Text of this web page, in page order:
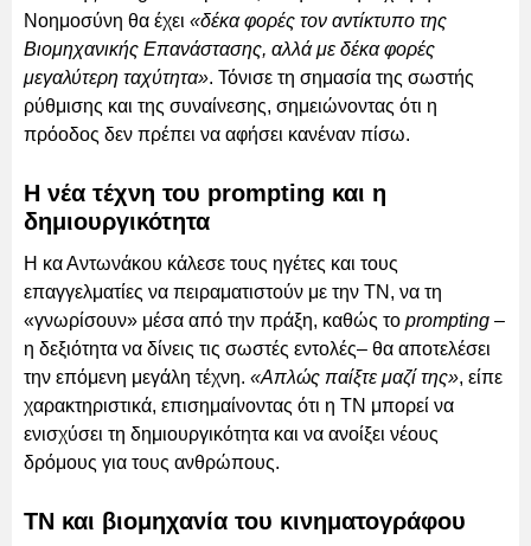
Νοημοσύνη θα έχει «δέκα φορές τον αντίκτυπο της
Βιομηχανικής Επανάστασης, αλλά με δέκα φορές
μεγαλύτερη ταχύτητα». Τόνισε τη σημασία της σωστής
ρύθμισης και της συναίνεσης, σημειώνοντας ότι η
πρόοδος δεν πρέπει να αφήσει κανέναν πίσω.
Η νέα τέχνη του prompting και η
δημιουργικότητα
Η κα Αντωνάκου κάλεσε τους ηγέτες και τους
επαγγελματίες να πειραματιστούν με την ΤΝ, να τη
«γνωρίσουν» μέσα από την πράξη, καθώς το prompting –
η δεξιότητα να δίνεις τις σωστές εντολές– θα αποτελέσει
την επόμενη μεγάλη τέχνη. «Απλώς παίξτε μαζί της», είπε
χαρακτηριστικά, επισημαίνοντας ότι η ΤΝ μπορεί να
ενισχύσει τη δημιουργικότητα και να ανοίξει νέους
δρόμους για τους ανθρώπους.
ΤΝ και βιομηχανία του κινηματογράφου